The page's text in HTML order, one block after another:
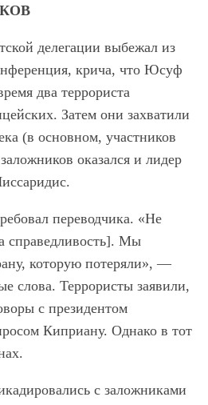
делегации выбежал из
крича, что Юсуф
два террориста
Затем они захватили
(в основном, участников
оказался и лидер
переводчика. «Не
справедливость]. Мы
которую потеряли», —
слова. Террористы заявили,
с президентом
Киприану. Однако в тот
с заложниками